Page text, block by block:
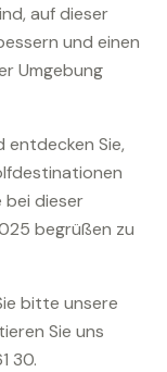
auf dieser
und einen
Umgebung
entdecken Sie,
bei dieser
begrüßen zu
bitte unsere
Sie uns
30.